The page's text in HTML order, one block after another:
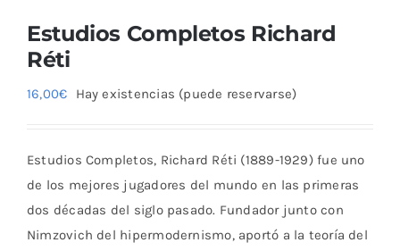
Estudios Completos Richard
Réti
16,00€ Hay existencias (puede reservarse)
Estudios Completos, Richard Réti (1889-1929) fue uno
de los mejores jugadores del mundo en las primeras
dos décadas del siglo pasado. Fundador junto con
Nimzovich del hipermodernismo, aportó a la teoría del